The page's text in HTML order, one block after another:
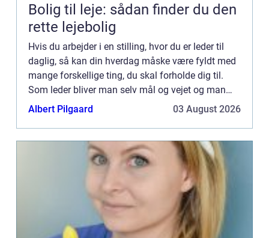
Bolig til leje: sådan finder du den
rette lejebolig
Hvis du arbejder i en stilling, hvor du er leder til
daglig, så kan din hverdag måske være fyldt med
mange forskellige ting, du skal forholde dig til.
Som leder bliver man selv mål og vejet og man
har højest sandsynligt mål, man selv skal indfri
Albert Pilgaard 03 August 2026